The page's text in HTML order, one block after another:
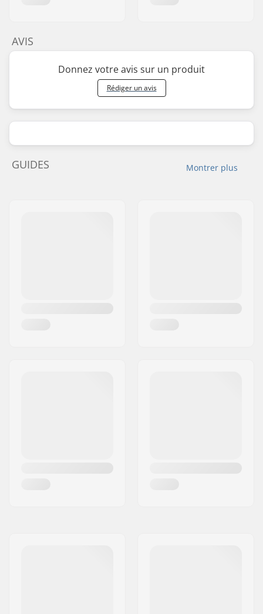
AVIS
Donnez votre avis sur un produit
Rédiger un avis
Montrer plus
GUIDES